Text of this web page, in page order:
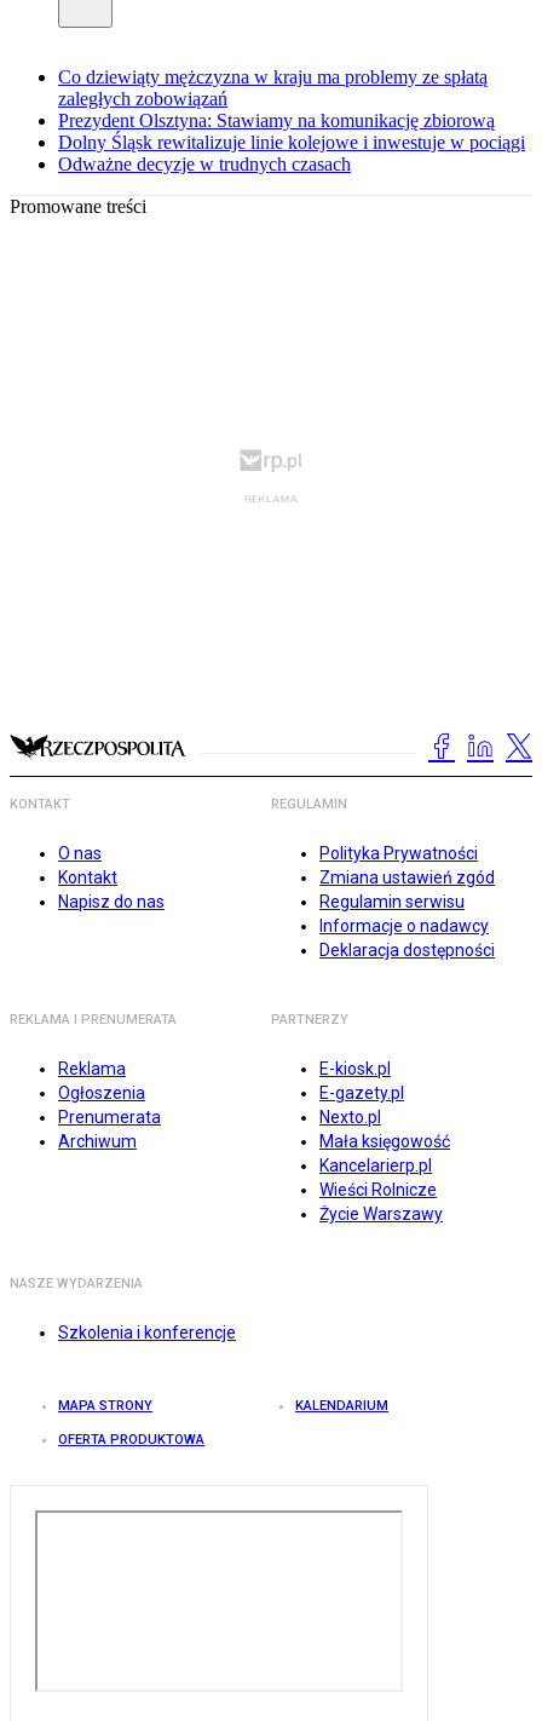
Co dziewiąty mężczyzna w kraju ma problemy ze spłatą
zaległych zobowiązań
Prezydent Olsztyna: Stawiamy na komunikację zbiorową
Dolny Śląsk rewitalizuje linie kolejowe i inwestuje w pociągi
Odważne decyzje w trudnych czasach
Promowane treści
KONTAKT
O nas
Kontakt
Napisz do nas
REGULAMIN
Polityka Prywatności
Zmiana ustawień zgód
Regulamin serwisu
Informacje o nadawcy
Deklaracja dostępności
REKLAMA I PRENUMERATA
Reklama
Ogłoszenia
Prenumerata
Archiwum
PARTNERZY
E-kiosk.pl
E-gazety.pl
Nexto.pl
Mała księgowość
Kancelarierp.pl
Wieści Rolnicze
Życie Warszawy
NASZE WYDARZENIA
Szkolenia i konferencje
MAPA STRONY KALENDARIUM
OFERTA PRODUKTOWA